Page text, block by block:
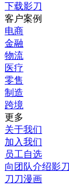
下载影刀
客户案例
电商
金融
物流
医疗
零售
制造
跨境
更多
关于我们
加入我们
员工自选
向团队介绍影刀
刀刀漫画